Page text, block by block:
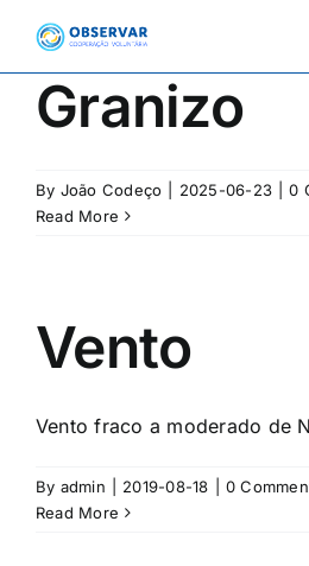
content
ESTAÇÕES
F.A.Q.
Granizo
By João Codeço 2025-06-23
0
Read More
Vento
Vento fraco a moderado de
By admin 2019-08-18
0
Read More